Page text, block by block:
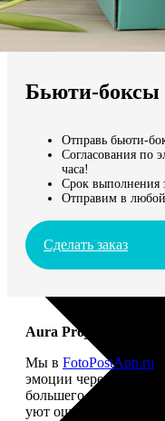
Мы доставляем по
Бьюти-боксы
Отправь бьюти-
Согласования по
часа!
Срок выполнения
Отправим в
Сделать заказ
Aura Project: твой
Мы в FotoPostApp.ru
эмоции через
большего — чтобы
уют ощущался не